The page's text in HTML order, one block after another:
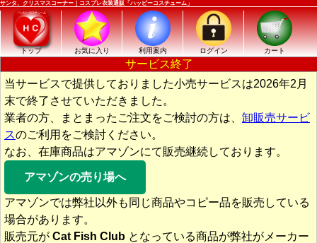
サンタ、クリスマスコーナー｜コスプレ衣装通販「ハッピーコスチューム」
トップ お気に入り 利用案内 ログイン カート
サービス終了
当サービスで提供しておりました小売サービスは2026年2月
末で終了させていただきました。
業者の方、まとまったご注文をご検討の方は、 卸販売サービ
スのご利用をご検討ください。
なお、在庫商品はアマゾンにて販売継続しております。
アマゾンの売り場へ
アマゾンでは弊社以外も同じ商品やコピー品を販売している
場合があります。
販売元が Cat Fish Club となっている商品が弊社がメーカー